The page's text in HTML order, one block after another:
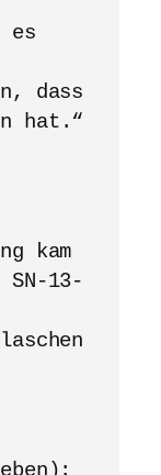
es
dass
hat.“
kam
13-